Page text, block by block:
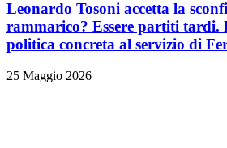
Leonardo Tosoni accetta la
rammarico? Essere partiti tardi.
politica concreta al servizio di
25 Maggio 2026